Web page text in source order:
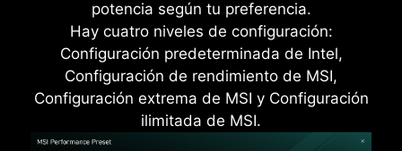
potencia según tu preferencia.
Hay cuatro niveles de configuración:
Configuración predeterminada de Intel,
Configuración de rendimiento de MSI,
Configuración extrema de MSI y Configuración
ilimitada de MSI.
a uno de baja resistencia, desviando el voltaje
excesivo hacia tierra. Esto ayuda a prevenir
daños en el circuito causados por picos de alto
voltaje.